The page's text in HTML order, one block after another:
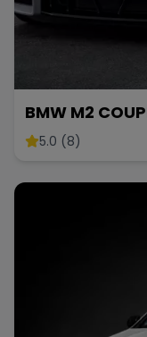
BMW M2
5.0 (8)